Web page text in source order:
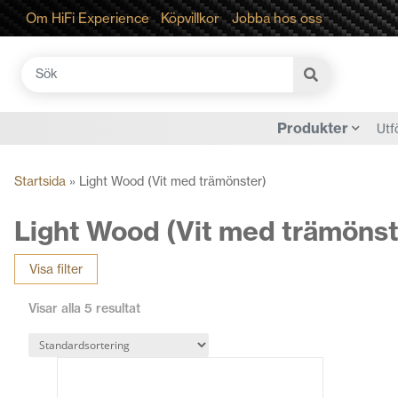
Om HiFi Experience Köpvillkor Jobba hos oss
Sök
Produkter
Startsida » Light Wood (Vit med trämönster)
Light Wood (Vit med
Visa filter
Visar alla 5 resultat